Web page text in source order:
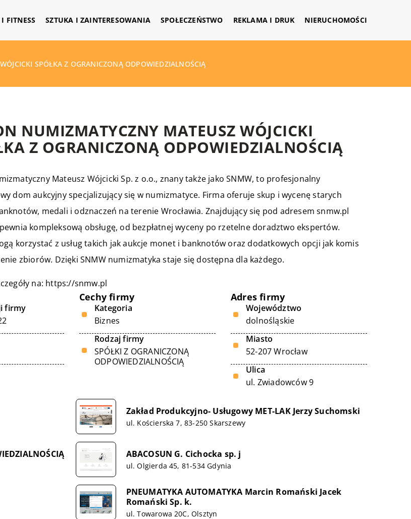
FITNESS SZTUKA I ZAINTERESOWANIA SPOŁECZEŃSTWO REKLAMA I DRUK NIERUCHOMOŚCI
SPÓŁKA Z OGRANICZONĄ ODPOWIEDZIALNOŚCIĄ
NUMIZMATYCZNY MATEUSZ WÓJCICKI
Z OGRANICZONĄ ODPOWIEDZIALNOŚCIĄ
Mateusz Wójcicki Sp. z o.o., znany także jako SNMW, to profesjonalny
dom aukcyjny specjalizujący się w numizmatyce. Firma oferuje skup i wycenę starych
medali i odznaczeń na terenie Wrocławia. Znajdujący się pod adresem snmw.pl
kompleksową obsługę, od bezpłatnej wyceny po rzetelne doradztwo ekspertów.
korzystać z usług takich jak aukcje monet i banknotów oraz dodatkowych opcji jak komis
zbiorów. Dzięki SNMW numizmatyka staje się dostępna dla każdego.
na: https://snmw.pl
firmy
Cechy firmy
Kategoria
Biznes
Rodzaj firmy
SPÓŁKI Z OGRANICZONĄ
ODPOWIEDZIALNOŚCIĄ
Adres firmy
Województwo
dolnośląskie
Miasto
52-207 Wrocław
Ulica
ul. Zwiadowców 9
Zakład Produkcyjno- Usługowy MET-LAK Jerzy Suchomski
ul. Kościerska 7, 83-250 Skarszewy
ABACOSUN G. Cichocka sp. j
ul. Olgierda 45, 81-534 Gdynia
PNEUMATYKA AUTOMATYKA Marcin Romański Jacek
Romański Sp. k.
ul. Towarowa 20C, Olsztyn